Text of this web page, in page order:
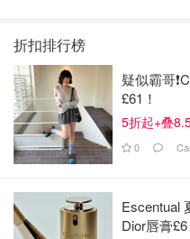
折扣排行榜
疑似霸哥
£61！
5折起+叠
0
Escentual
Dior唇膏£6